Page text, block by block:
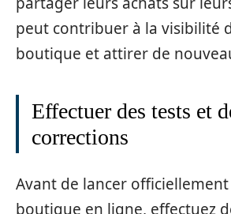
peut contribuer à la visibilité
boutique et attirer de
Effectuer des tests et
corrections
Avant de lancer
boutique en ligne, effectuez